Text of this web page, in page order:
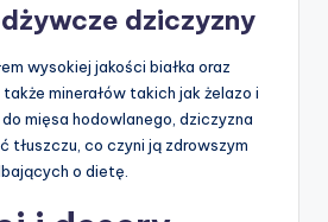
dziczyzny
wysokiej jakości białka oraz
minerałów takich jak żelazo i
mięsa hodowlanego, dziczyzna
tłuszczu, co czyni ją zdrowszym
o dietę.